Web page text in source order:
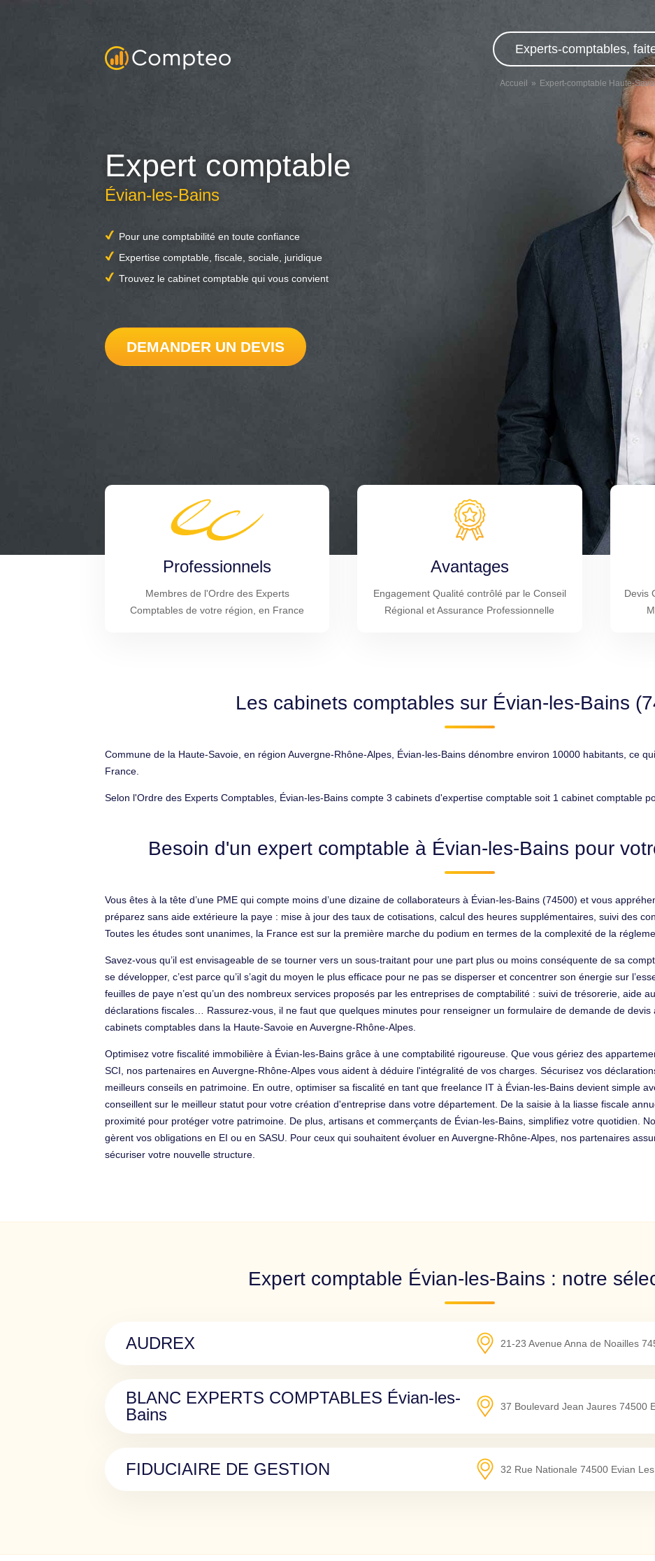
Experts-comptables,
Accueil Expert-comptable Haute-
Expert comptable
Évian-les-Bains
Pour une comptabilité en toute confiance
Expertise comptable, fiscale, sociale, juridique
Trouvez le cabinet comptable qui vous convient
DEMANDER UN DEVIS
Professionnels
Membres de l'Ordre des Experts
Comptables de votre région, en France
Avantages
Engagement Qualité contrôlé par le Conseil
Régional et Assurance Professionnelle
Devis
Les cabinets comptables sur Évian-les-Bains
Commune de la Haute-Savoie, en région Auvergne-Rhône-Alpes, Évian-les-Bains dénombre environ 10000 habitants, ce
France.
Selon l'Ordre des Experts Comptables, Évian-les-Bains compte 3 cabinets d'expertise comptable soit 1 cabinet comptable
Besoin d'un expert comptable à Évian-les-Bains pour
Vous êtes à la tête d’une PME qui compte moins d’une dizaine de collaborateurs à Évian-les-Bains (74500) et vous
préparez sans aide extérieure la paye : mise à jour des taux de cotisations, calcul des heures supplémentaires, suivi des
Toutes les études sont unanimes, la France est sur la première marche du podium en termes de la complexité de la
Savez-vous qu’il est envisageable de se tourner vers un sous-traitant pour une part plus ou moins conséquente de sa
se développer, c’est parce qu’il s’agit du moyen le plus efficace pour ne pas se disperser et concentrer son énergie sur
feuilles de paye n’est qu’un des nombreux services proposés par les entreprises de comptabilité : suivi de trésorerie, aide
déclarations fiscales… Rassurez-vous, il ne faut que quelques minutes pour renseigner un formulaire de demande de
cabinets comptables dans la Haute-Savoie en Auvergne-Rhône-Alpes.
Optimisez votre fiscalité immobilière à Évian-les-Bains grâce à une comptabilité rigoureuse. Que vous gériez des
SCI, nos partenaires en Auvergne-Rhône-Alpes vous aident à déduire l'intégralité de vos charges. Sécurisez vos
meilleurs conseils en patrimoine. En outre, optimiser sa fiscalité en tant que freelance IT à Évian-les-Bains devient simple
conseillent sur le meilleur statut pour votre création d'entreprise dans votre département. De la saisie à la liasse fiscale
proximité pour protéger votre patrimoine. De plus, artisans et commerçants de Évian-les-Bains, simplifiez votre quotidien.
gèrent vos obligations en EI ou en SASU. Pour ceux qui souhaitent évoluer en Auvergne-Rhône-Alpes, nos partenaires
sécuriser votre nouvelle structure.
Expert comptable Évian-les-Bains : notre
AUDREX 21-23 Avenue Anna de Noailles
BLANC EXPERTS COMPTABLES Évian-les-
Bains
37 Boulevard Jean Jaures 74500
FIDUCIAIRE DE GESTION 32 Rue Nationale 74500 Evian